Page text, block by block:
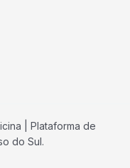
| Plataforma de
do Sul.